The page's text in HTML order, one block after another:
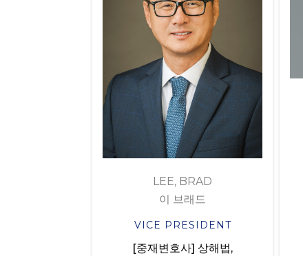
LEE, BRAD
이 브래드
VICE PRESIDENT
[중재변호사] 상해법,